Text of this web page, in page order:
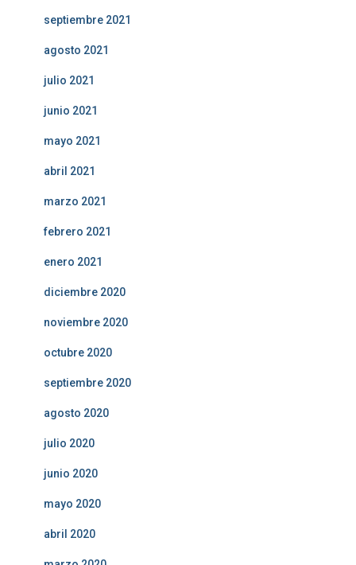
septiembre 2021
agosto 2021
julio 2021
junio 2021
mayo 2021
abril 2021
marzo 2021
febrero 2021
enero 2021
diciembre 2020
noviembre 2020
octubre 2020
septiembre 2020
agosto 2020
julio 2020
junio 2020
mayo 2020
abril 2020